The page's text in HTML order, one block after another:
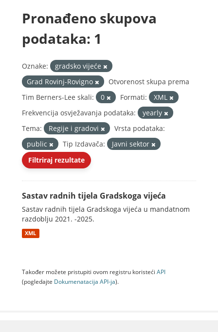
Pronađeno skupova
podataka: 1
Oznake:
gradsko vijeće
Grad Rovinj-Rovigno
Otvorenost skupa prema
Tim Berners-Lee skali:
0 Formati:
XML
Frekvencija osvježavanja podataka:
yearly
Tema:
Regije i gradovi
Vrsta podataka:
public
Tip Izdavača:
Javni sektor
Filtriraj rezultate
Sastav radnih tijela Gradskoga vijeća
Sastav radnih tijela Gradskoga vijeća u mandatnom
razdoblju 2021. -2025.
XML
Također možete pristupiti ovom registru koristeći API
(pogledajte Dokumenаtаcijа API-jа).